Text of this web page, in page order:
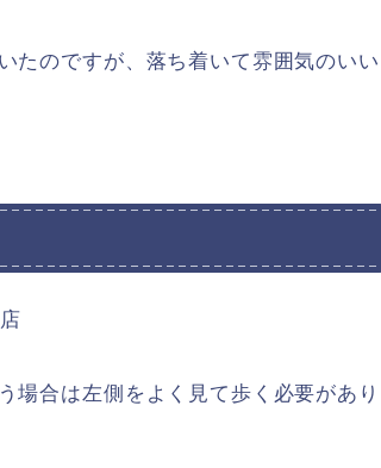
たのですが、落ち着いて雰囲気のいい
場合は左側をよく見て歩く必要があり